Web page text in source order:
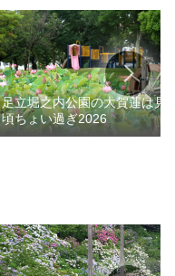
足立堀之内公園の大賀蓮は見
頃ちょい過ぎ2026